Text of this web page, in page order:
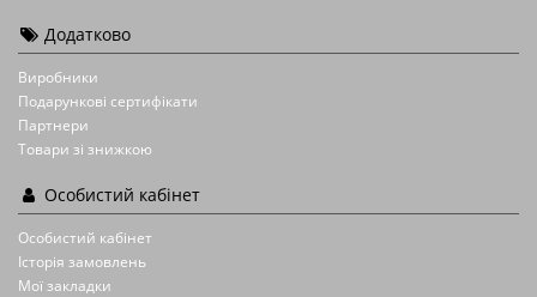
Додатково
Виробники
Подарункові сертифікати
Партнери
Товари зі знижкою
Особистий кабінет
Особистий кабінет
Історія замовлень
Мої закладки